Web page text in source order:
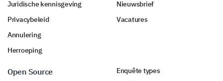
Juridische kennisgeving
Privacybeleid
Annulering
Herroeping
Nieuwsbrief
Vacatures
Open Source
Enquête types